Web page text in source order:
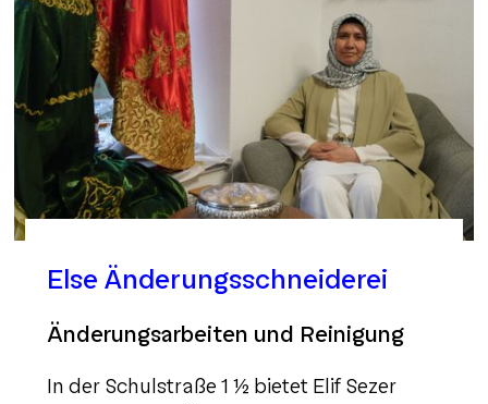
Else Änderungsschneiderei
Änderungsarbeiten und Reinigung
In der Schulstraße 1 ½ bietet Elif Sezer